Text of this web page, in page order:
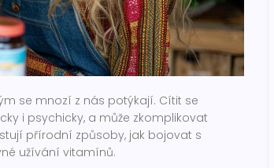
se mnozí z nás potýkají. Cítit se
i psychicky, a může zkomplikovat
přírodní způsoby, jak bojovat s
užívání vitamínů.